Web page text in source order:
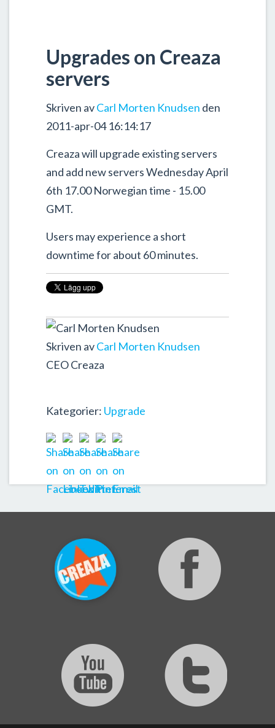
Upgrades on Creaza
servers
Skriven avCarl Morten Knudsen den
2011-apr-04 16:14:17
Creaza will upgrade existing servers
and add new servers Wednesday April
6th 17.00 Norwegian time - 15.00
GMT.
Users may experience a short
downtime for about 60 minutes.
Skriven avCarl Morten Knudsen
CEO Creaza
Kategorier: Upgrade